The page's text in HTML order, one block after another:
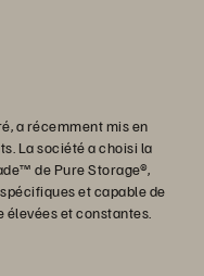
a récemment mis en
La société a choisi la
de Pure Storage®,
et capable de
et constantes.